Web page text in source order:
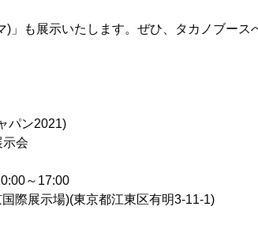
」も展示いたします。ぜひ、タカノブース
パン2021)
会
～17:00
際展示場)(東京都江東区有明3-11-1)